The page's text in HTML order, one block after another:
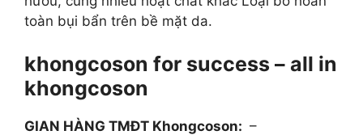
toàn bụi bẩn trên bề mặt da.
khongcoson for success – all in
khongcoson
GIAN HÀNG TMĐT Khongcoson: –